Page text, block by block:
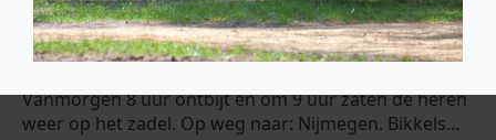
het negende jaar op pad. Gister mocht ik een private
dining verzorgen met de man een cote a l’os van 450
Vanmorgen 8 uur ontbijt en om 9 uur zaten de heren
weer op het zadel. Op weg naar: Nijmegen. Bikkels…